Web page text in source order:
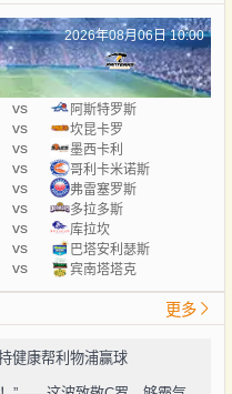
2026年08月06日 10:00
vs
阿斯特罗斯
vs
坎昆卡罗
vs
墨西卡利
vs
哥利卡米诺斯
vs
弗雷塞罗斯
vs
多拉多斯
vs
库拉坎
vs
巴塔安利瑟斯
vs 宾南塔塔克
更多
健康帮利物浦赢球